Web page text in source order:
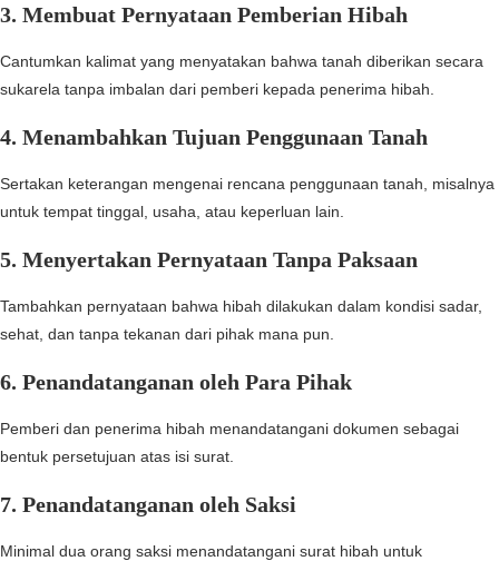
3. Membuat Pernyataan Pemberian Hibah
Cantumkan kalimat yang menyatakan bahwa tanah diberikan secara
sukarela tanpa imbalan dari pemberi kepada penerima hibah.
4. Menambahkan Tujuan Penggunaan Tanah
Sertakan keterangan mengenai rencana penggunaan tanah, misalnya
untuk tempat tinggal, usaha, atau keperluan lain.
5. Menyertakan Pernyataan Tanpa Paksaan
Tambahkan pernyataan bahwa hibah dilakukan dalam kondisi sadar,
sehat, dan tanpa tekanan dari pihak mana pun.
6. Penandatanganan oleh Para Pihak
Pemberi dan penerima hibah menandatangani dokumen sebagai
bentuk persetujuan atas isi surat.
7. Penandatanganan oleh Saksi
Minimal dua orang saksi menandatangani surat hibah untuk